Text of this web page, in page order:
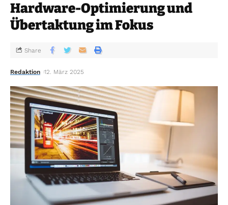
Hardware-Optimierung und
Übertaktung im Fokus
Redaktion 12. März 2025
Share